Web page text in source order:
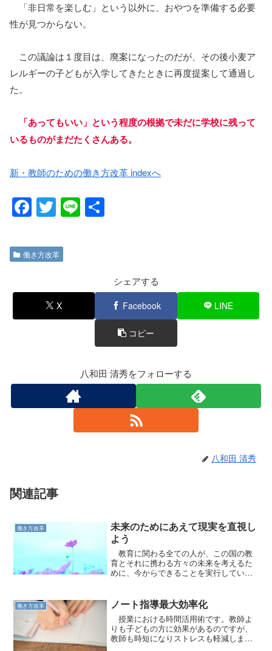
「非日常を楽しむ」という以外に、おやつを準備する必要
性が見つからない。
この議論は１度目は、廃案になったのだが、その後小麦ア
レルギーの子どもが入学してきたときに再度提案して通過し
た。
「あってもいい」という程度の根拠で未だに学校に残って
いるものがまだたくさんある。
新・教師のための働き方改革 indexへ
F
c
e
b
o
T
tt
er
Li
働き方改革
シェアする
X Facebook LINE
コピー
八和田 清秀をフォローする
八和田 清秀
関連記事
働き方改革
未来のためにあえて現実を直視し
よう
教育に関わる全ての人が、この国の教
育とそれに携わる方々の未来を考えるた
めに、今からできることを実行していか
働き方改革 ノート指導最大効率化
授業における時間活用術です。教師よ
りも子どもの方に効果があるのですが、
教師も時短になりストレスも軽減しま